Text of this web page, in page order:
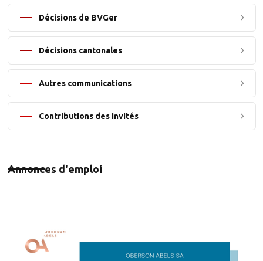
Décisions de BVGer
Décisions cantonales
Autres communications
Contributions des invités
Annonces d'emploi